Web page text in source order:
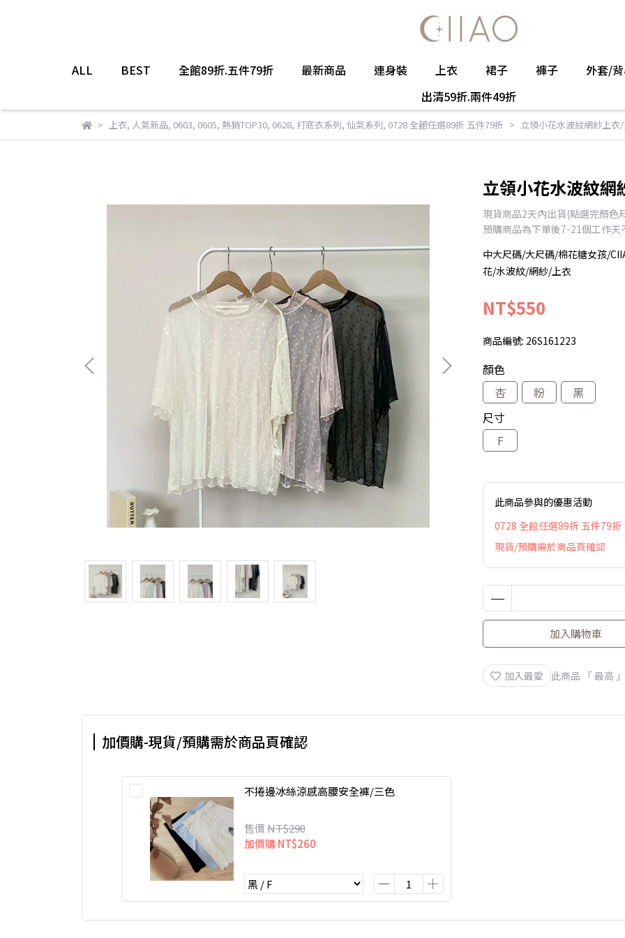
ALL BEST 全館89折.五件79折 最新商品 連身裝 上衣 裙子 褲子
外套/
出清59折.兩件49折
上衣, 人氣新品, 0603, 0605, 熱銷TOP30, 0628, 打底衣系列, 仙氣系列, 0728 全館任選89折 五件79折 立領小花水波紋網紗上衣
立領小花水波紋網
現貨商品2天內出貨(點選完顏色
預購商品為下單後7-21個工作
中大尺碼/大尺碼/棉花糖女孩/
花/水波紋/網紗/上衣
NT$550
商品編號: 26S161223
顏色
杏
粉
黑
尺寸
F
此商品參與的優惠活動
0728 全館任選89折 五件79折
現貨/預購需於商品頁確認
加入購物車
加入最愛 此商品 「 最高
加價購-現貨/預購需於商品頁確認
不捲邊冰絲涼感高腰安全褲/三色
售價NT$290
加價購NT$260